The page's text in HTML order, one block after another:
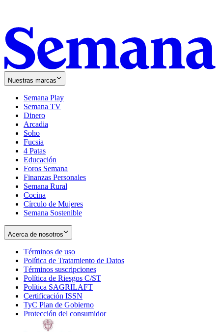
Nuestras marcas
Semana Play
Semana TV
Dinero
Arcadia
Soho
in
new
window
Fucsia
in
new
window
4 Patas
Educación
Foros Semana
Finanzas Personales
Semana Rural
Cocina
Círculo de Mujeres
Semana Sostenible
Acerca de nosotros
Términos de uso
in
new
window
Política de Tratamiento de Datos
Términos suscripciones
in
Política de Riesgos C/ST
Política SAGRILAFT
new
window
Certificación ISSN
in
new
TyC Plan de Gobierno
in
Protección del consumidorOpens